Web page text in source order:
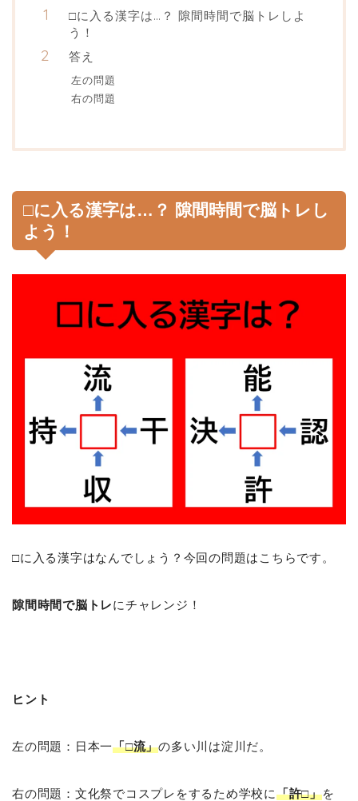
□に入る漢字は…？ 隙間時間で脳トレしよ
う！
答え
左の問題
右の問題
□に入る漢字は…？ 隙間時間で脳トレし
よう！
□に入る漢字はなんでしょう？今回の問題はこちらです。
隙間時間で脳トレにチャレンジ！
ヒント
左の問題：日本一「□流」の多い川は淀川だ。
右の問題：文化祭でコスプレをするため学校に「許□」を